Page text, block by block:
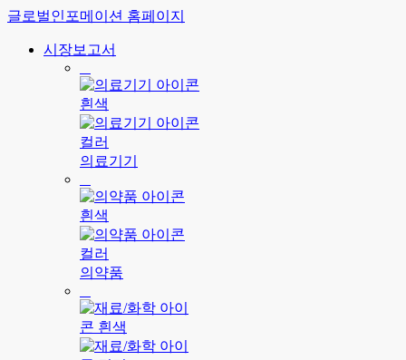
글로벌인포메이션 홈페이지
시장보고서
의료기기
의약품